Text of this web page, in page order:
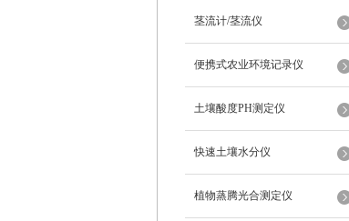
茎流计/茎流仪
便携式农业环境记录仪
土壤酸度PH测定仪
快速土壤水分仪
植物蒸腾光合测定仪